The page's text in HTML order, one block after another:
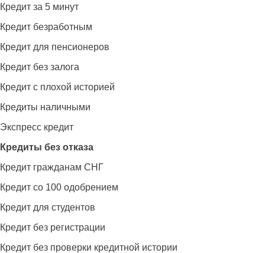
Кредит за 5 минут
Кредит безработным
Кредит для пенсионеров
Кредит без залога
Кредит с плохой историей
Кредиты наличными
Экспресс кредит
Кредиты без отказа
Кредит гражданам СНГ
Кредит со 100 одобрением
Кредит для студентов
Кредит без регистрации
Кредит без проверки кредитной истории